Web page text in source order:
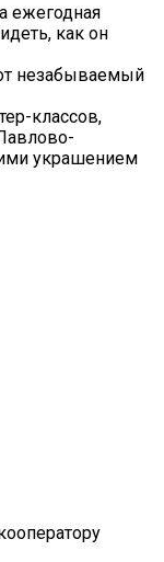
ежегодная
как он
незабываемый
классов,
украшением